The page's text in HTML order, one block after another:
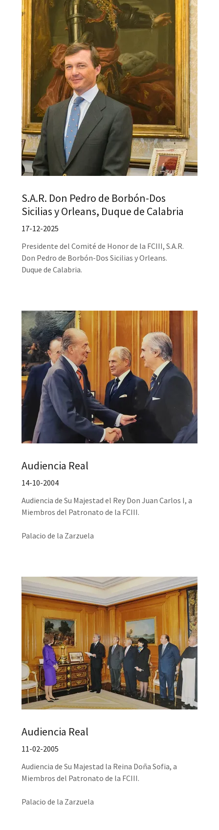
S.A.R. Don Pedro de Borbón-Dos
Sicilias y Orleans, Duque de Calabria
17-12-2025
Presidente del Comité de Honor de la FCIII, S.A.R.
Don Pedro de Borbón-Dos Sicilias y Orleans.
Duque de Calabria.
Audiencia Real
14-10-2004
Audiencia de Su Majestad el Rey Don Juan Carlos I, a
Miembros del Patronato de la FCIII.
Palacio de la Zarzuela
Audiencia Real
11-02-2005
Audiencia de Su Majestad la Reina Doña Sofia, a
Miembros del Patronato de la FCIII.
Palacio de la Zarzuela